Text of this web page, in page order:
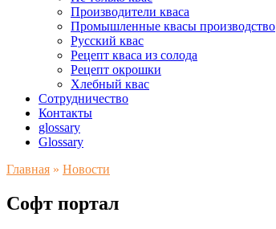
Производители кваса
Промышленные квасы производство
Русский квас
Рецепт кваса из солода
Рецепт окрошки
Хлебный квас
Сотрудничество
Контакты
glossary
Glossary
Главная » Новости
Софт портал